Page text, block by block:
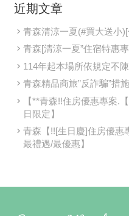
近期文章
青森清涼一夏(#買大送小
青森[清涼一夏”住宿特惠
114年起本場所依規定不
青森精品商旅”反詐騙”措
【**青森!!住房優惠專案.
日限定】
青森【!![生日慶]住房優惠
最禮遇/最優惠】